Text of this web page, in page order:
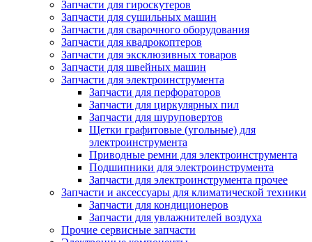
Запчасти для гироскутеров
Запчасти для сушильных машин
Запчасти для сварочного оборудования
Запчасти для квадрокоптеров
Запчасти для эксклюзивных товаров
Запчасти для швейных машин
Запчасти для электроинструмента
Запчасти для перфораторов
Запчасти для циркулярных пил
Запчасти для шуруповертов
Щетки графитовые (угольные) для
электроинструмента
Приводные ремни для электроинструмента
Подшипники для электроинструмента
Запчасти для электроинструмента прочее
Запчасти и аксессуары для климатической техники
Запчасти для кондиционеров
Запчасти для увлажнителей воздуха
Прочие сервисные запчасти